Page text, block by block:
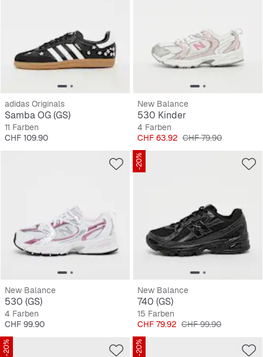
adidas Originals
Samba OG (GS)
11 Farben
Preis
CHF 109.90
New Balance
530 Kinder
4 Farben
Preis
CHF 63.92 Originalpreis
CHF 79.90
New Balance
530 (GS)
4 Farben
Preis
CHF 99.90
-20%
New Balance
740 (GS)
15 Farben
Preis
CHF 79.92 Originalpreis
CHF 99.90
-20% -20%